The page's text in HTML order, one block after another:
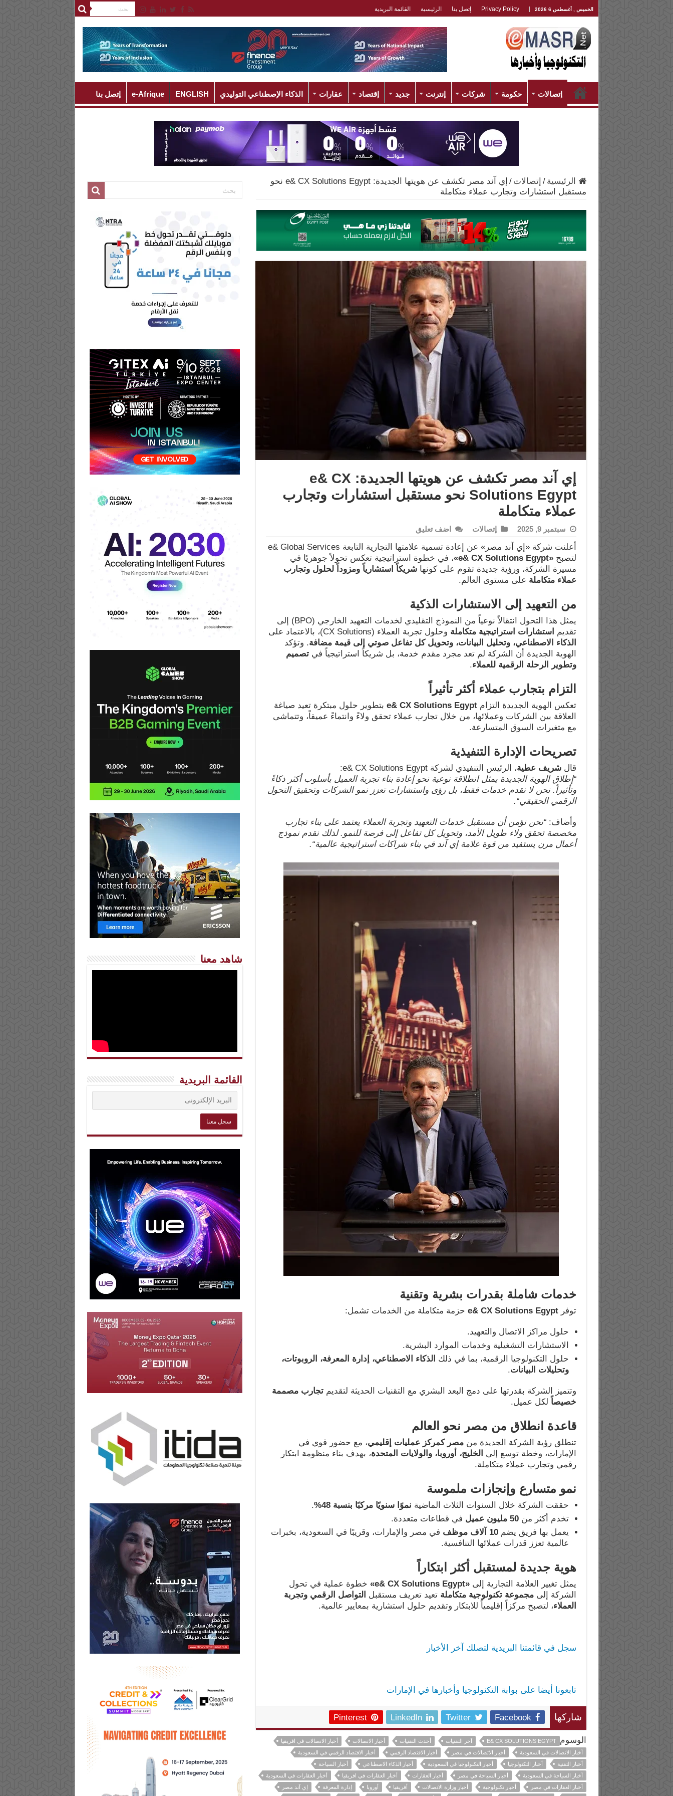
الخميس , أغسطس 6 2026 Privacy Policy إتصل بنا الرئيسية القائمة البريدية
إتصالات حكومة شركات إنترنت جديد إقتصاد عقارات الذكاء الإصطناعي التوليدي ENGLISH
e-Afrique إتصل بنا
الرئيسية / إتصالات /
إي آند مصر تكشف عن هويتها الجديدة: e& CX Solutions Egypt نحو
مستقبل استشارات وتجارب عملاء متكاملة
إي آند مصر تكشف عن هويتها الجديدة: e& CX
Solutions Egypt نحو مستقبل استشارات وتجارب
عملاء متكاملة
سبتمبر 9, 2025 إتصالات اضف تعليق
أعلنت شركة «إي آند مصر» عن إعادة تسمية علامتها التجارية التابعة e& Global Services
لتصبح«e& CX Solutions Egypt»
، في خطوة استراتيجية تعكس تحولاً جوهريًا في
مسيرة الشركة، ورؤية جديدة تقوم على كونهاشريكاً استشارياً ومزوداً لحلول وتجارب
عملاء متكاملة على مستوى العالم.
من التعهيد إلى الاستشارات الذكية
يمثل هذا التحول انتقالاً نوعياً من النموذج التقليدي لخدمات التعهيد الخارجي (BPO) إلى
تقديم استشارات استراتيجية متكاملة وحلول تجربة العملاء (CX Solutions)، بالاعتماد على
الذكاء الاصطناعي، وتحليل البيانات، وتحويل كل تفاعل صوتي إلى قيمة مضافة. وتؤكد
الهوية الجديدة أن الشركة لم تعد مجرد مقدم خدمة، بل شريكاً استراتيجياً فيتصميم
وتطوير الرحلة الرقمية للعملاء.
التزام بتجارب عملاء أكثر تأثيراً
تعكس الهوية الجديدة التزامe& CX Solutions Egypt بتطوير حلول مبتكرة تعيد صياغة
العلاقة بين الشركات وعملائها، من خلال تجارب عملاء تحقق ولاءً وانتماءً عميقاً، وتتماشى
مع متغيرات السوق المتسارعة.
تصريحات الإدارة التنفيذية
قالشريف عطية، الرئيس التنفيذي لشركة e& CX Solutions Egypt:
“إطلاق الهوية الجديدة يمثل انطلاقة نوعية نحو إعادة بناء تجربة العميل بأسلوب أكثر ذكاءً
وتأثيراً. نحن لا نقدم خدمات فقط، بل رؤى واستشارات تعزز نمو الشركات وتحقيق التحول
الرقمي الحقيقي“.
وأضاف:“نحن نؤمن أن مستقبل خدمات التعهيد وتجربة العملاء يعتمد على بناء تجارب
مخصصة تحقق ولاء طويل الأمد، وتحويل كل تفاعل إلى فرصة للنمو. لذلك نقدم نموذج
أعمال مرن يستفيد من قوة علامة إي آند في بناء شراكات استراتيجية عالمية“.
خدمات شاملة بقدرات بشرية وتقنية
توفرe& CX Solutions Egypt حزمة متكاملة من الخدمات تشمل:
حلول مراكز الاتصال والتعهيد.
الاستشارات التشغيلية وخدمات الموارد البشرية.
حلول التكنولوجيا الرقمية، بما في ذلك الذكاء الاصطناعي، إدارة المعرفة، الروبوتات،
وتحليلات البيانات.
وتتميز الشركة بقدرتها على دمج البعد البشري مع التقنيات الحديثة لتقديمتجارب مصممة
خصيصاً لكل عميل.
قاعدة انطلاق من مصر نحو العالم
تنطلق رؤية الشركة الجديدة منمصر كمركز عمليات إقليمي، مع حضور قوي في
الإمارات، وخطة توسع إلى الخليج، أوروبا، والولايات المتحدة، بهدف بناء منظومة ابتكار
رقمي وتجارب عملاء متكاملة.
نمو متسارع وإنجازات ملموسة
حققت الشركة خلال السنوات الثلاث الماضية نموًا سنويًا مركبًا بنسبة 48 %
.
تخدم أكثر من50 مليون عميل في قطاعات متعددة.
يعمل بها فريق يضم10 آلاف موظف في مصر والإمارات، وقريبًا في السعودية، بخبرات
عالمية تعزز قدرات عملائها التنافسية.
هوية جديدة لمستقبل أكثر ابتكاراً
يمثل تغيير العلامة التجارية إلى«e& CX Solutions Egypt»
خطوة عملية في تحول
الشركة إلىمجموعة تكنولوجية متكاملة تعيد تعريف مستقبل التواصل الرقمي وتجربة
العملاء، لتصبح مركزاً إقليمياً للابتكار وتقديم حلول استشارية بمعايير عالمية.
سجل في قائمتنا البريدية لتصلك آخر الأخبار
تابعونا أيضا على بوابة التكنولوجيا وأخبارها في الإمارات
شاركها Facebook
Twitter
LinkedIn
Pinterest
الوسوم E& CX SOLUTIONS EGYPT آخر التقنيات أحدث التقنيات أخبار الاتصالات
أخبار الاتصالات في افريقيا
أخبار الاتصالات في السعودية
أخبار الاتصالات في مصر أخبار الاقتصاد الرقمي
أخبار الاقتصاد الرقمي في السعودية
أخبار التقنية
أخبار التكنولوجيا أخبار التكنولوجيا في السعودية أخبار الذكاء الاصطناعي
أخبار السياحة
أخبار السياحة في السعودية
أخبار السياحة في مصر أخبار العقارات أخبار العقارات في افريقيا
أخبار العقارات في السعودية
أخبار العقارات في مصر
أخبار تكنولوجية أخبار وزارة الاتصالات أفريقيا أوروبا إدارة المعرفة
إي آند مصر
شاهد معنا
القائمة البريدية